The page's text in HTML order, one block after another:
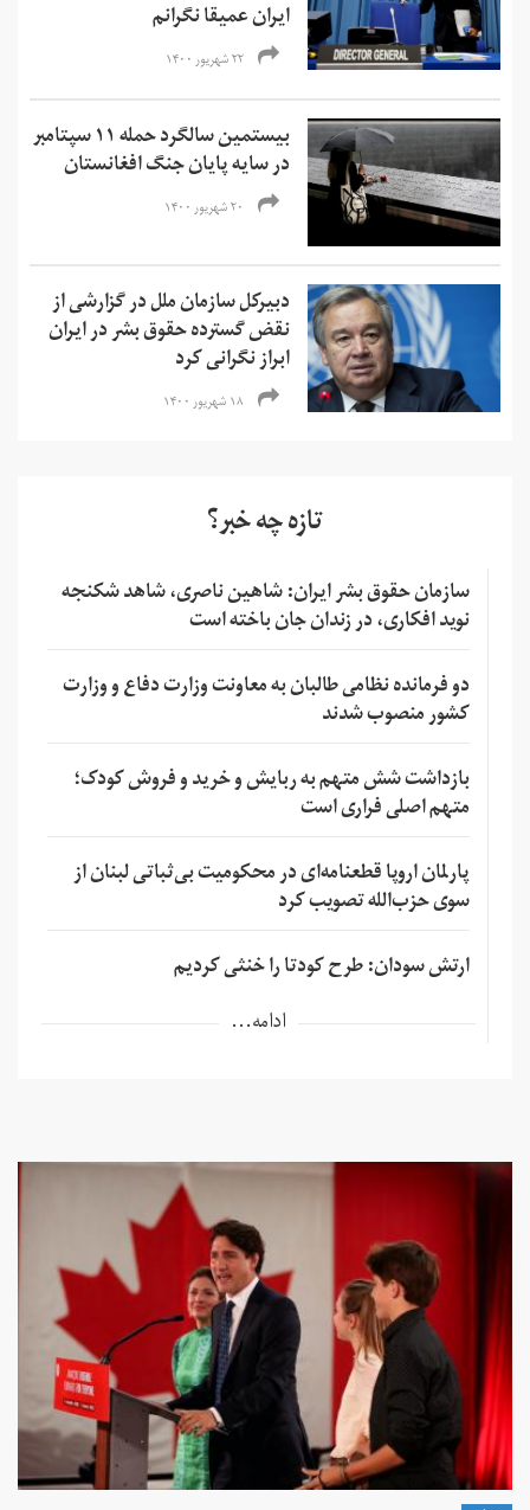
ایران عمیقا نگرانم
۲۲ شهریور ۱۴۰۰
بیستمین سالگرد حمله ۱۱ سپتامبر
در سایه پایان جنگ افغانستان
۲۰ شهریور ۱۴۰۰
دبیرکل سازمان ملل در گزارشی از
نقض گسترده حقوق بشر در ایران
ابراز نگرانی کرد
۱۸ شهریور ۱۴۰۰
تازه چه خبر؟
سازمان حقوق بشر ایران: شاهین ناصری، شاهد شکنجه
نوید افکاری، در زندان جان باخته است
دو فرمانده نظامی طالبان به معاونت وزارت دفاع و وزارت
کشور منصوب شدند
بازداشت شش متهم به ربایش و خرید و فروش کودک؛
متهم اصلی فراری است
پارلمان اروپا قطعنامه‌ای در محکومیت بی‌ثباتی لبنان از
سوی حزب‌الله تصویب کرد
ارتش سودان: طرح کودتا را خنثی کردیم
ادامه...